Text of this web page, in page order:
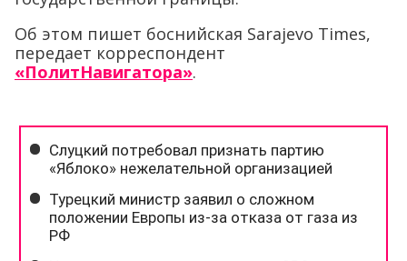
Об этом пишет боснийская Sarajevo Times,
передает корреспондент
«ПолитНавигатора».